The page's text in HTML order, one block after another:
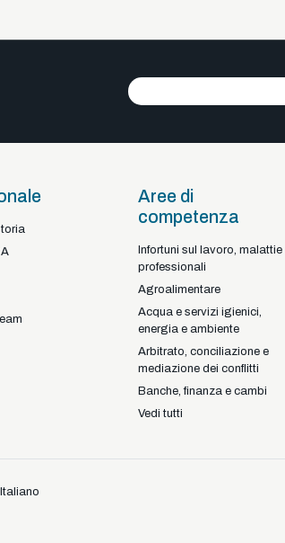
Aree di
competenza
Infortuni sul lavoro, malattie
professionali
Agroalimentare
Acqua e servizi igienici,
energia e ambiente
Arbitrato, conciliazione e
mediazione dei conflitti
Banche, finanza e cambi
Vedi tutti
Italiano